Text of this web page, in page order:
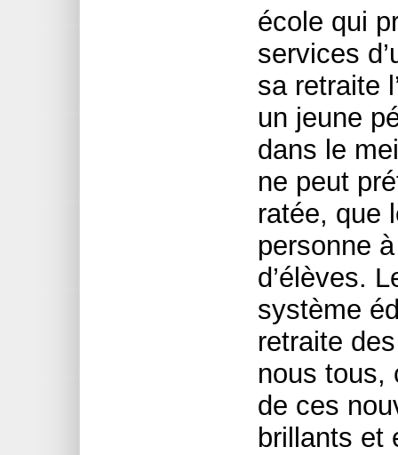
école qui
services
sa retraite
un jeune
dans le
ne peut
ratée, que
personne
d’élèves.
système
retraite
nous tous,
de ces
brillants et